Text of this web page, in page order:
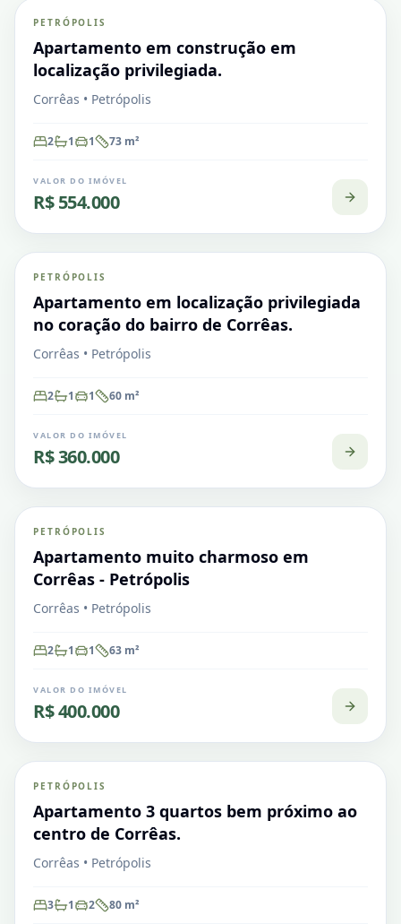
VENDA Apartamento
PETRÓPOLIS
Apartamento em construção em
localização privilegiada.
Corrêas • Petrópolis
2 1 1 73 m²
VALOR DO IMÓVEL
R$ 554.000
VENDA Apartamento
PETRÓPOLIS
Apartamento em localização privilegiada
no coração do bairro de Corrêas.
Corrêas • Petrópolis
2 1 1 60 m²
VALOR DO IMÓVEL
R$ 360.000
VENDA Apartamento
PETRÓPOLIS
Apartamento muito charmoso em
Corrêas - Petrópolis
Corrêas • Petrópolis
2 1 1 63 m²
VALOR DO IMÓVEL
R$ 400.000
VENDA Apartamento
PETRÓPOLIS
Apartamento 3 quartos bem próximo ao
centro de Corrêas.
Corrêas • Petrópolis
3 1 2 80 m²